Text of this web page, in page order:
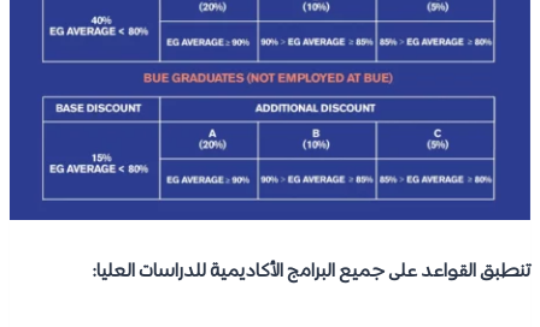
تنطبق القواعد على جميع البرامج الأكاديمية للدراسات العليا: